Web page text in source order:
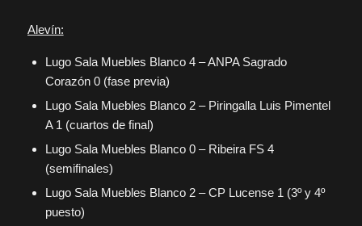
Alevín:
Lugo Sala Muebles Blanco 4 – ANPA Sagrado
Corazón 0 (fase previa)
Lugo Sala Muebles Blanco 2 – Piringalla Luis Pimentel
A 1 (cuartos de final)
Lugo Sala Muebles Blanco 0 – Ribeira FS 4
(semifinales)
Lugo Sala Muebles Blanco 2 – CP Lucense 1 (3º y 4º
puesto)